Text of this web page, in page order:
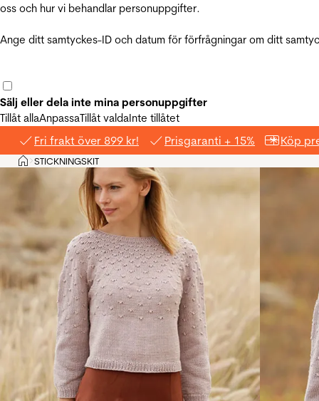
oss och hur vi behandlar personuppgifter.
Ange ditt samtyckes-ID och datum för förfrågningar om ditt
Sälj eller dela inte mina personuppgifter
Tillåt allaAnpassaTillåt valdaInte tillåtet
Fri frakt över 899 kr! Prisgaranti + 15% Köp
Hem
>STICKNINGSKIT